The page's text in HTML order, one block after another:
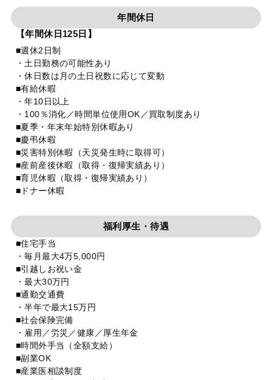
年間休日
【年間休日125日】
■週休2日制
・土日勤務の可能性あり
・休日数は月の土日祝数に応じて変動
■有給休暇
・年10日以上
・100％消化／時間単位使用OK／買取制度あり
■夏季・年末年始特別休暇あり
■慶弔休暇
■災害特別休暇（天災発生時に取得可）
■産前産後休暇（取得・復帰実績あり）
■育児休暇（取得・復帰実績あり）
■ドナー休暇
福利厚生・待遇
■住宅手当
・毎月最大4万5,000円
■引越しお祝い金
・最大30万円
■通勤交通費
・半年で最大15万円
■社会保険完備
・雇用／労災／健康／厚生年金
■時間外手当（全額支給）
■副業OK
■産業医相談制度